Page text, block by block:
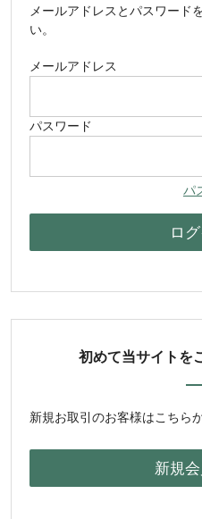
メールアドレス とパスワード
い。
メールアドレス
パスワード
パ
初めて当サイトを
新規お取引のお客様はこちら